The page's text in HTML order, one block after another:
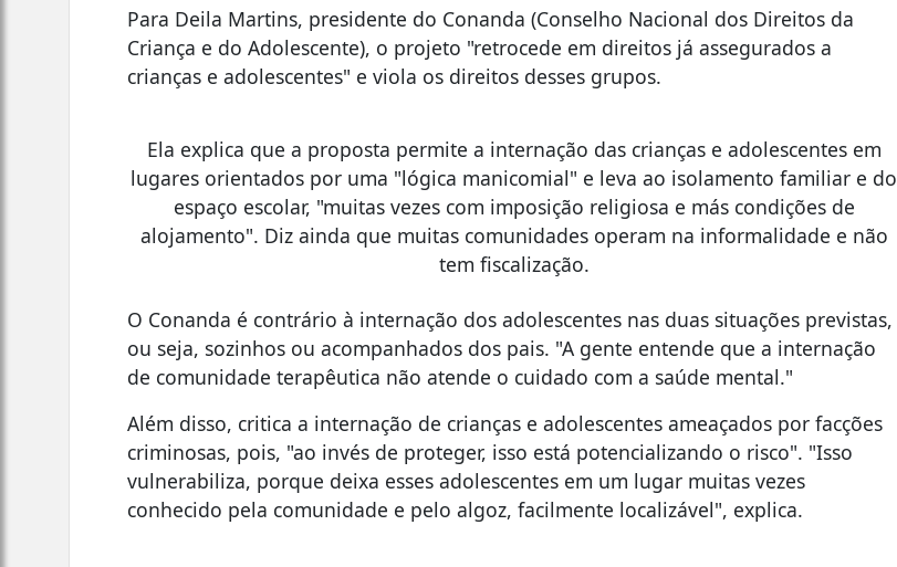
Para Deila Martins, presidente do Conanda (Conselho Nacional dos Direitos da
Criança e do Adolescente), o projeto "retrocede em direitos já assegurados a
crianças e adolescentes" e viola os direitos desses grupos.
Ela explica que a proposta permite a internação das crianças e adolescentes em
lugares orientados por uma "lógica manicomial" e leva ao isolamento familiar e do
espaço escolar, "muitas vezes com imposição religiosa e más condições de
alojamento". Diz ainda que muitas comunidades operam na informalidade e não
tem fiscalização.
O Conanda é contrário à internação dos adolescentes nas duas situações previstas,
ou seja, sozinhos ou acompanhados dos pais. "A gente entende que a internação
de comunidade terapêutica não atende o cuidado com a saúde mental."
Além disso, critica a internação de crianças e adolescentes ameaçados por facções
criminosas, pois, "ao invés de proteger, isso está potencializando o risco". "Isso
vulnerabiliza, porque deixa esses adolescentes em um lugar muitas vezes
conhecido pela comunidade e pelo algoz, facilmente localizável", explica.